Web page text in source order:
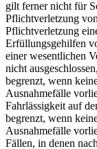
gilt ferner nicht für
Pflichtverletzung
Pflichtverletzung
Erfüllungsgehilfen
einer wesentlichen
nicht
begrenzt, wenn
Ausnahmefälle
Fahrlässigkeit auf
begrenzt, wenn
Ausnahmefälle
Fällen, in denen